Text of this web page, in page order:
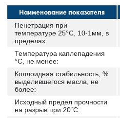
Наименование показателя
Пенетрация при
температуре 25°С, 10-1мм, в
пределах:
Температура каплепадения
°С, не менее:
Коллоидная стабильность, %
выделившегося масла, не
более:
Исходный предел прочности
на разрыв при 20˚С: